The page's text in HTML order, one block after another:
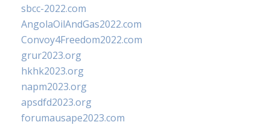
sbcc-2022.com
AngolaOilAndGas2022.com
Convoy4Freedom2022.com
grur2023.org
hkhk2023.org
napm2023.org
apsdfd2023.org
forumausape2023.com